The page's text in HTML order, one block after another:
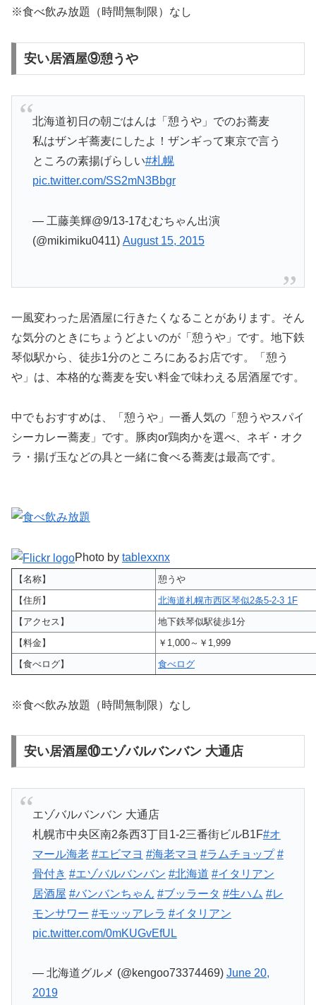
※食べ飲み放題（時間無制限）なし
安い居酒屋⑨憩うや
北海道初日の朝ごはんは「憩うや」でのお蕎麦
私はザンギ蕎麦にしたよ！ザンギって東京で言う
ところの素揚げらしい#札幌
pic.twitter.com/SS2mN3Bbgr
— 工藤美輝@9/13-17むむちゃん出演
(@mikimiku0411) August 15, 2015
一風変わった居酒屋に行きたくなることがあります。そん
な気分のときにちょうどよいのが「憩うや」です。地下鉄
琴似駅から、徒歩1分のところにあるお店です。「憩う
や」は、本格的な蕎麦を安い料金で味わえる居酒屋です。
中でもおすすめは、「憩うや」一番人気の「憩うやスパイ
シーカレー蕎麦」です。豚肉or鶏肉かを選べ、ネギ・オク
ラ・揚げ玉などの具と一緒に食べる蕎麦は最高です。
Photo by tablexxnx
【名称】
憩うや
【住所】
北海道札幌市西区琴似2条5-2-3 1F
【アクセス】
地下鉄琴似駅徒歩1分
【料金】
￥1,000～￥1,999
【食べログ】
食べログ
※食べ飲み放題（時間無制限）なし
安い居酒屋⑩エゾバルバンバン 大通店
エゾバルバンバン 大通店
札幌市中央区南2条西3丁目1-2三番街ビルB1F#オ
マール海老 #エビマヨ #海老マヨ #ラムチョップ #
骨付き #エゾバルバンバン #北海道 #イタリアン
居酒屋 #バンバンちゃん #ブッラータ #生ハム #レ
モンサワー #モッッアレラ #イタリアン
pic.twitter.com/0mKUGvEfUL
— 北海道グルメ (@kengoo73374469) June 20,
2019